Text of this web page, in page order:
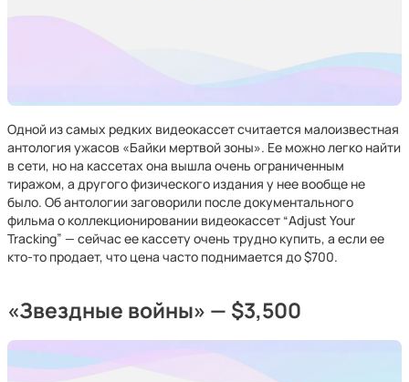
Одной из самых редких видеокассет считается малоизвестная
антология ужасов «Байки мертвой зоны». Ее можно легко найти
в сети, но на кассетах она вышла очень ограниченным
тиражом, а другого физического издания у нее вообще не
было. Об антологии заговорили после документального
фильма о коллекционировании видеокассет “Adjust Your
Tracking” — сейчас ее кассету очень трудно купить, а если ее
кто-то продает, что цена часто поднимается до $700.
«Звездные войны» — $3,500